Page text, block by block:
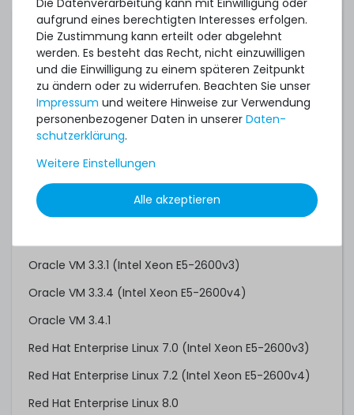
Microsoft Windows Server 2012 R2 (Standard &
Datacenter)
Microsoft Windows Server 2016 (Standard &
Datacenter)
Microsoft Windows Server 2019 (Standard &
Datacenter)
Oracle Linux/UEK 6.5 (Intel Xeon E5-2600v3)
Oracle Linux/UEK 6.7 (Intel Xeon E5-2600v4)
Oracle Linux/UEK 7.0 (Intel Xeon E5-2600v3)
Oracle VM 3.3.1 (Intel Xeon E5-2600v3)
Oracle VM 3.3.4 (Intel Xeon E5-2600v4)
Oracle VM 3.4.1
Red Hat Enterprise Linux 7.0 (Intel Xeon E5-2600v3)
Red Hat Enterprise Linux 7.2 (Intel Xeon E5-2600v4)
Red Hat Enterprise Linux 8.0
Die Datenverarbeitung kann mit Einwilligung oder
aufgrund eines berechtigten Interesses erfolgen.
Die Zustimmung kann erteilt oder abgelehnt
werden. Es besteht das Recht, nicht einzuwilligen
und die Einwilligung zu einem späteren Zeitpunkt
zu ändern oder zu widerrufen. Beachten Sie unser
Impressum und weitere Hinweise zur Verwendung
personenbezogener Daten in unserer Daten­
schutz­erklärung.
Weitere Einstellungen
Alle akzeptieren